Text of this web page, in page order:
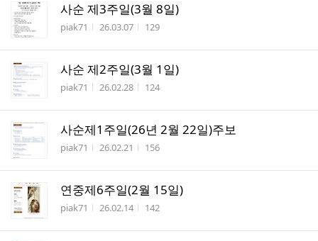
사순 제3주일(3월 8일)
작성자
piak71 작성시간
26.03.07 조회수
129
사순 제2주일(3월 1일)
작성자
piak71 작성시간
26.02.28 조회수
124
사순제1주일(26년 2월 22일)주보
작성자
piak71 작성시간
26.02.21 조회수
156
연중제6주일(2월 15일)
작성자
piak71 작성시간
26.02.14 조회수
142